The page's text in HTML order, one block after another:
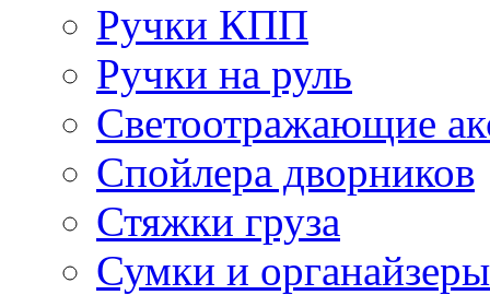
Ручки КПП
Ручки на руль
Светоотражающие
Спойлера дворников
Стяжки груза
Сумки и органайзеры